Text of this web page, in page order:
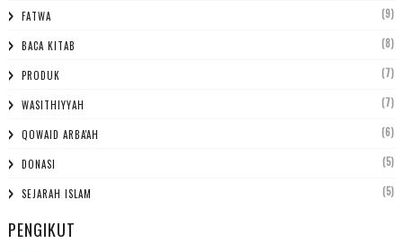
FATWA (9)
BACA KITAB (8)
PRODUK (7)
WASITHIYYAH (7)
QOWAID ARBA'AH (6)
DONASI (5)
SEJARAH ISLAM (5)
PENGIKUT